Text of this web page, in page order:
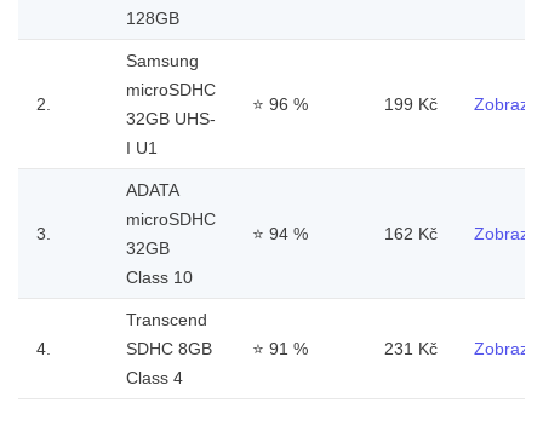
128GB
2.
Samsung
microSDHC
32GB UHS-
I U1
⭐ 96 % 199 Kč Zobrazit
3.
ADATA
microSDHC
32GB
Class 10
⭐ 94 % 162 Kč Zobrazit
4.
Transcend
SDHC 8GB
Class 4
⭐ 91 % 231 Kč Zobrazit